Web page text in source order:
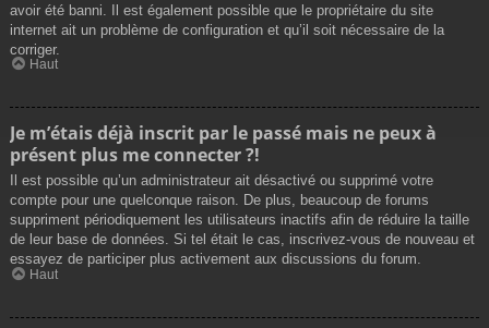
avoir été banni. Il est également possible que le propriétaire du site
internet ait un problème de configuration et qu’il soit nécessaire de la
corriger.
Haut
Je m’étais déjà inscrit par le passé mais ne peux à
présent plus me connecter ?!
Il est possible qu’un administrateur ait désactivé ou supprimé votre
compte pour une quelconque raison. De plus, beaucoup de forums
suppriment périodiquement les utilisateurs inactifs afin de réduire la taille
de leur base de données. Si tel était le cas, inscrivez-vous de nouveau et
essayez de participer plus activement aux discussions du forum.
Haut